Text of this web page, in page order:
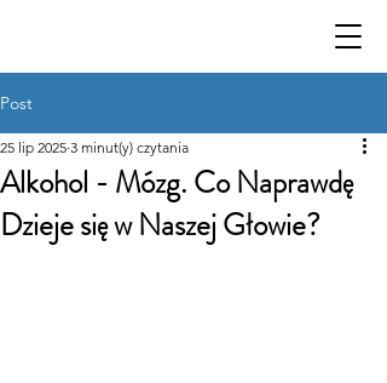
Post
Alkohol - Mózg. Co Naprawdę
Dzieje się w Naszej Głowie?
25 lip 2025 3 minut(y) czytania